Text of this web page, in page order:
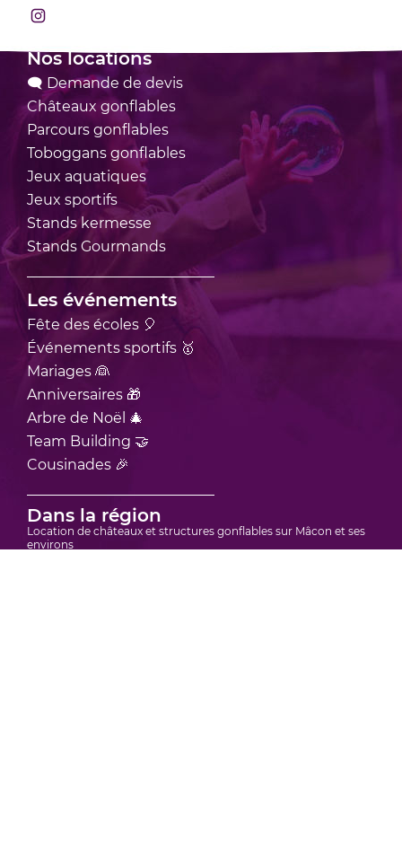
Nos locations
🗨 Demande de devis
Châteaux gonflables
Parcours gonflables
Toboggans gonflables
Jeux aquatiques
Jeux sportifs
Standskermesse
Stands Gourmands
Les événements
Fête des écoles 🎈
Événements sportifs 🥇
Mariages 👰
Anniversaires 🎁
Arbre de Noël 🎄
Team Building 🤝
Cousinades 🎉
Dans la région
Location de châteaux et structures gonflables sur Mâcon et ses
environs